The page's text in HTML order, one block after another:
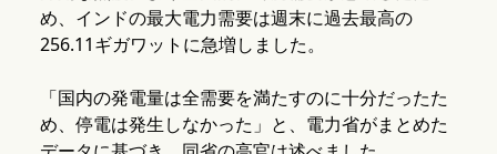
め、インドの最大電力需要は週末に過去最高の
256.11ギガワットに急増しました。
「国内の発電量は全需要を満たすのに十分だったた
め、停電は発生しなかった」と、電力省がまとめた